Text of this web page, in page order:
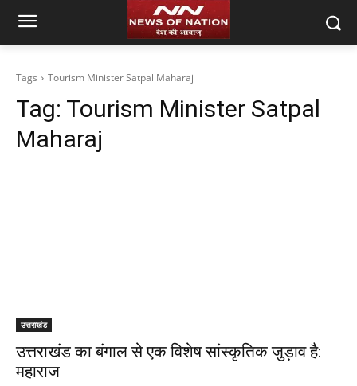
Tags Tourism Minister Satpal Maharaj
Tag: Tourism Minister Satpal
Maharaj
उत्तराखंड
उत्तराखंड का बंगाल से एक विशेष सांस्कृतिक जुड़ाव है:
महाराज